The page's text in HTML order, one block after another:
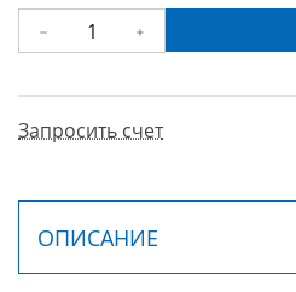
Запросить счет
ОПИСАНИЕ